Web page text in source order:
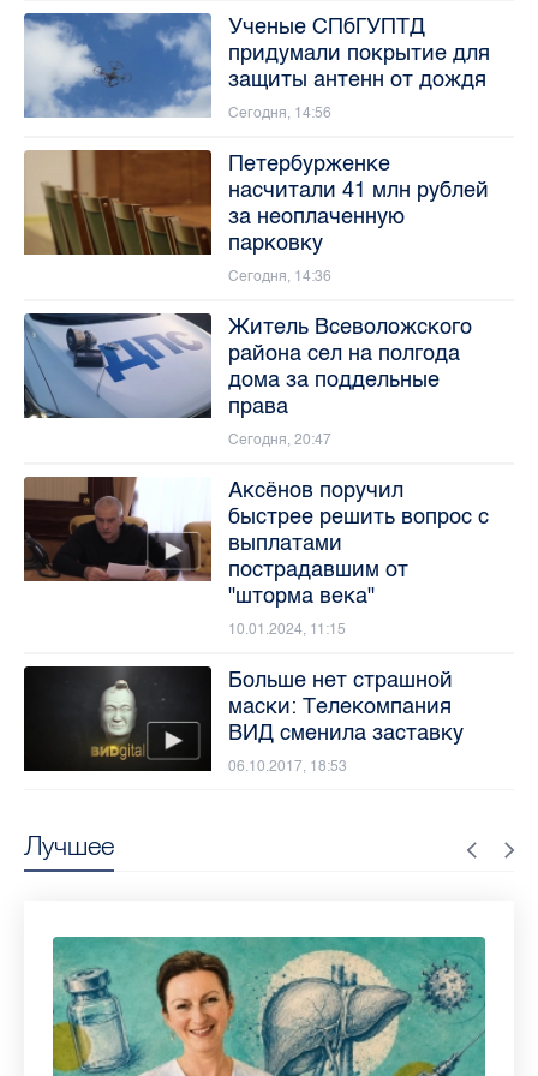
Лучшее
Ученые СПбГУПТД
придумали покрытие для
защиты антенн от дождя
Сегодня, 14:56
Петербурженке
насчитали 41 млн рублей
за неоплаченную
парковку
Сегодня, 14:36
Житель Всеволожского
района сел на полгода
дома за поддельные
права
Сегодня, 20:47
Аксёнов поручил
быстрее решить вопрос с
выплатами
пострадавшим от
"шторма века"
10.01.2024, 11:15
Больше нет страшной
маски: Телекомпания
ВИД сменила заставку
06.10.2017, 18:53